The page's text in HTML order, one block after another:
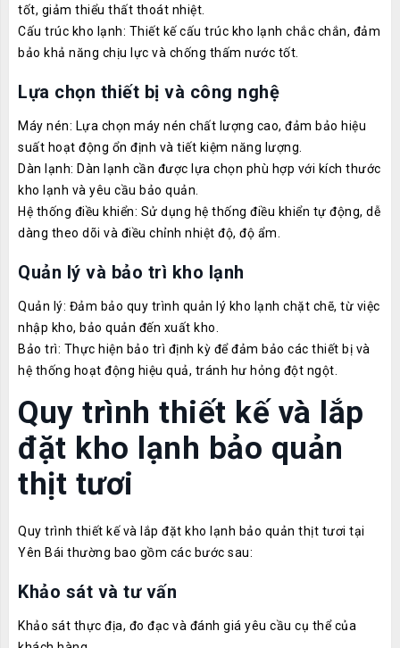
tốt, giảm thiểu thất thoát nhiệt.
Cấu trúc kho lạnh: Thiết kế cấu trúc kho lạnh chắc chắn, đảm
bảo khả năng chịu lực và chống thấm nước tốt.
Lựa chọn thiết bị và công nghệ
Máy nén: Lựa chọn máy nén chất lượng cao, đảm bảo hiệu
suất hoạt động ổn định và tiết kiệm năng lượng.
Dàn lạnh: Dàn lạnh cần được lựa chọn phù hợp với kích thước
kho lạnh và yêu cầu bảo quản.
Hệ thống điều khiển: Sử dụng hệ thống điều khiển tự động, dễ
dàng theo dõi và điều chỉnh nhiệt độ, độ ẩm.
Quản lý và bảo trì kho lạnh
Quản lý: Đảm bảo quy trình quản lý kho lạnh chặt chẽ, từ việc
nhập kho, bảo quản đến xuất kho.
Bảo trì: Thực hiện bảo trì định kỳ để đảm bảo các thiết bị và
hệ thống hoạt động hiệu quả, tránh hư hỏng đột ngột.
Quy trình thiết kế và lắp
đặt kho lạnh bảo quản
thịt tươi
Quy trình thiết kế và lắp đặt kho lạnh bảo quản thịt tươi tại
Yên Bái thường bao gồm các bước sau:
Khảo sát và tư vấn
Khảo sát thực địa, đo đạc và đánh giá yêu cầu cụ thể của